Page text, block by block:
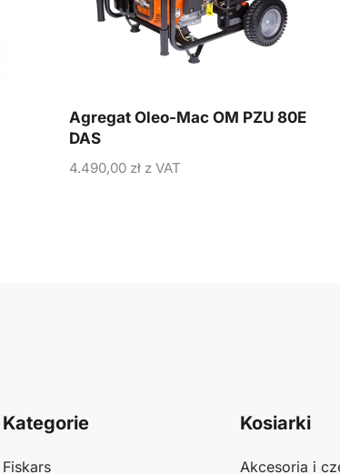
Agregat Oleo-Mac OM PZU 80E
DAS
4.490,00 złz VAT
Kategorie
Fiskars
Kosiarki
Akcesoria i